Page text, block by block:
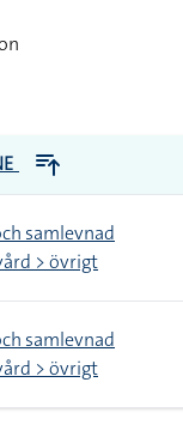
samlevnad
> övrigt
samlevnad
> övrigt